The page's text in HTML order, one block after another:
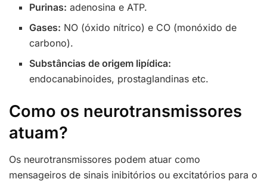
Purinas: adenosina e ATP.
Gases: NO (óxido nítrico) e CO (monóxido de
carbono).
Substâncias de origem lipídica:
endocanabinoides, prostaglandinas etc.
Como os neurotransmissores
atuam?
Os neurotransmissores podem atuar como
mensageiros de sinais inibitórios ou excitatórios para o